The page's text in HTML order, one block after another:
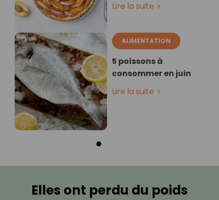
Lire la suite
ALIMENTATION
5 poissons à
consommer en juin
Lire la suite
Elles ont perdu du poids